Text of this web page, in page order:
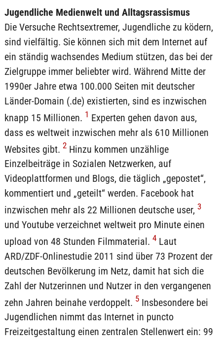
Jugendliche Medienwelt und Alltagsrassismus
Die Versuche Rechtsextremer, Jugendliche zu ködern,
sind vielfältig. Sie können sich mit dem Internet auf
ein ständig wachsendes Medium stützen, das bei der
Zielgruppe immer beliebter wird. Während Mitte der
1990er Jahre etwa 100.000 Seiten mit deutscher
Länder-Domain (.de) existierten, sind es inzwischen
knapp 15 Millionen. 1 Experten gehen davon aus,
dass es weltweit inzwischen mehr als 610 Millionen
Websites gibt. 2Hinzu kommen unzählige
Einzelbeiträge in Sozialen Netzwerken, auf
Videoplattformen und Blogs, die täglich „gepostet“,
kommentiert und „geteilt“ werden. Facebook hat
inzwischen mehr als 22 Millionen deutsche user, 3
und Youtube verzeichnet weltweit pro Minute einen
upload von 48 Stunden Filmmaterial. 4Laut
ARD/ZDF-Onlinestudie 2011 sind über 73 Prozent der
deutschen Bevölkerung im Netz, damit hat sich die
Zahl der Nutzerinnen und Nutzer in den vergangenen
zehn Jahren beinahe verdoppelt. 5Insbesondere bei
Jugendlichen nimmt das Internet in puncto
Freizeitgestaltung einen zentralen Stellenwert ein: 99